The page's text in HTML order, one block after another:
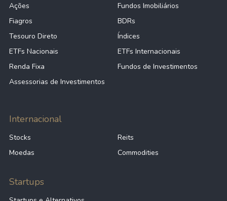
Ações
Fundos Imobiliários
Fiagros
BDRs
Tesouro Direto
Índices
ETFs Nacionais
ETFs Internacionais
Renda Fixa
Fundos de Investimentos
Assessorias de Investimentos
Internacional
Stocks
Reits
Moedas
Commodities
Startups